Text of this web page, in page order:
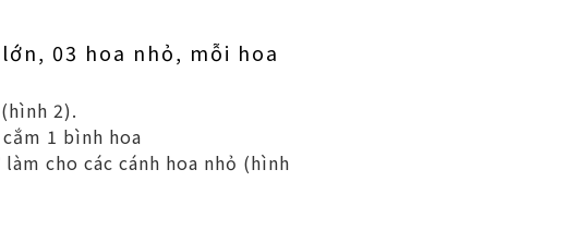
03 hoa nhỏ, mỗi hoa
2).
1 bình hoa
cho các cánh hoa nhỏ (hình